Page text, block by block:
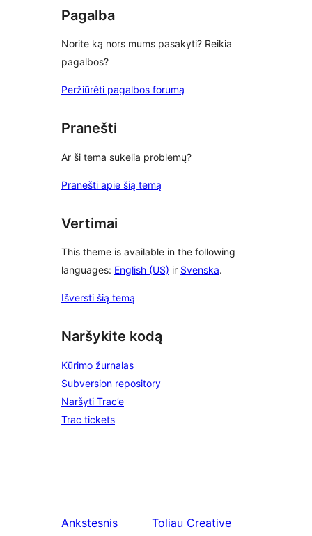
Pagalba
Norite ką nors mums pasakyti? Reikia
pagalbos?
Peržiūrėti pagalbos forumą
Pranešti
Ar ši tema sukelia problemų?
Pranešti apie šią temą
Vertimai
This theme is available in the following
languages: English (US) ir Svenska.
Išversti šią temą
Naršykite kodą
Kūrimo žurnalas
Subversion repository
Naršyti Trac’e
Trac tickets
Ankstesnis
Toliau Creative